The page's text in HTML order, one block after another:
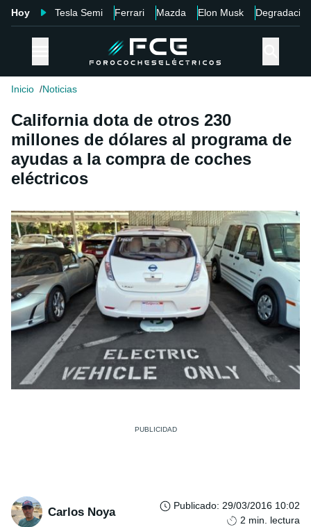
Hoy Tesla Semi Ferrari Mazda Elon Musk Degradación
Inicio Noticias
California dota de otros 230
millones de dólares al programa de
ayudas a la compra de coches
eléctricos
Carlos Noya Publicado: 29/03/2016 10:02
2 min. lectura